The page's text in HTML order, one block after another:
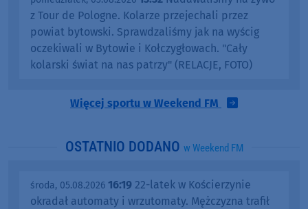
z Tour de Pologne. Kolarze przejechali przez
powiat bytowski. Sprawdzaliśmy jak na wyścig
oczekiwali w Bytowie i Kołczygłowach. "Cały
kolarski świat na nas patrzy" (RELACJE, FOTO)
Więcej sportu w Weekend FM
OSTATNIO DODANO w Weekend FM
środa, 05.08.2026 16:19 22-latek w Kościerzynie
okradał automaty i wrzutomaty. Mężczyzna trafił